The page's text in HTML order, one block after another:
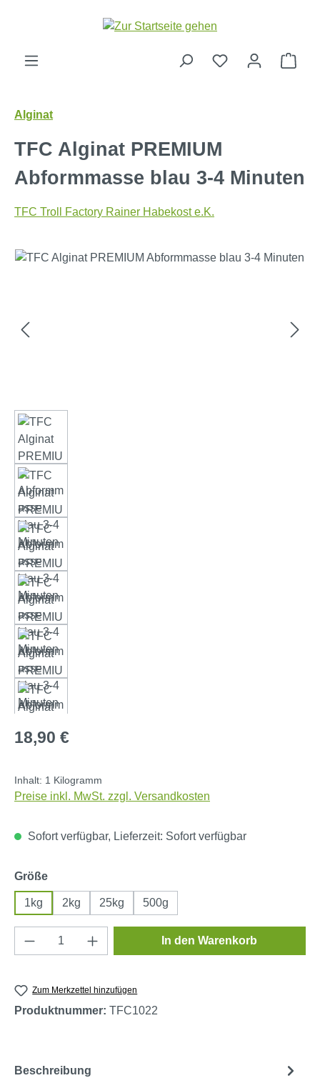
Zum Hauptinhalt springen
Alginat
TFC Alginat PREMIUM
Abformmasse blau 3-4 Minuten
TFC Troll Factory Rainer Habekost e.K.
Bildergalerie überspringen
Regulärer Preis:
18,90 €
Inhalt: 1 Kilogramm
Preise inkl. MwSt. zzgl. Versandkosten
Sofort verfügbar, Lieferzeit: Sofort verfügbar
Größeauswählen
1kg 2kg 25kg 500g
Produkt Anzahl: Gib den gewünschten
In den Warenkorb
Zum Merkzettel hinzufügen
Produktnummer: TFC1022
Beschreibung